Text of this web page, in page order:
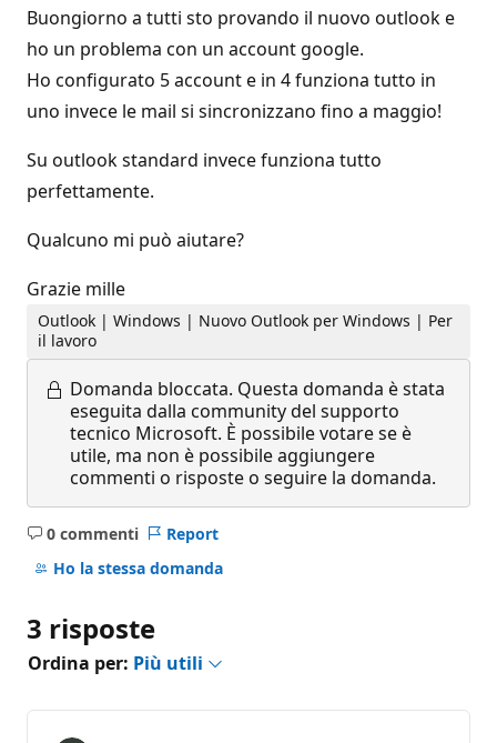
Buongiorno a tutti sto provando il nuovo outlook e
ho un problema con un account google.
Ho configurato 5 account e in 4 funziona tutto in
uno invece le mail si sincronizzano fino a maggio!
Su outlook standard invece funziona tutto
perfettamente.
Qualcuno mi può aiutare?
Grazie mille
Outlook | Windows | Nuovo Outlook per Windows | Per
il lavoro
Domanda bloccata. Questa domanda è stata
eseguita dalla community del supporto
tecnico Microsoft. È possibile votare se è
utile, ma non è possibile aggiungere
commenti o risposte o seguire la domanda.
0 commenti
Nessun
commento
Report
Ho la stessa domanda
3 risposte
Ordina per: Più utili